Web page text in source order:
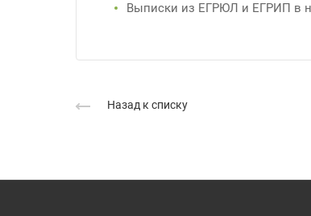
Выписки из ЕГРЮЛ и ЕГРИП в
Назад к списку